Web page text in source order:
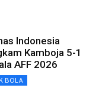
Indonesia
Kamboja 5-1
AFF 2026
BOLA